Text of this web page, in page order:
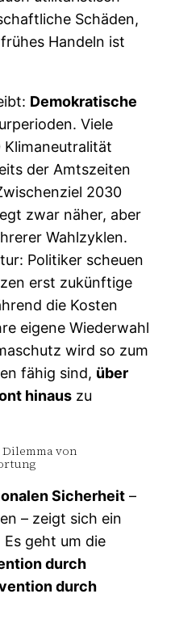
Schäden,
Handeln ist
Demokratische
Viele
der Amtszeiten
2030
zwar näher, aber
Wahlzyklen.
Politiker scheuen
erst zukünftige
die Kosten
eigene Wiederwahl
wird so zum
fähig sind, über
hinaus zu
von
Sicherheit –
– zeigt sich ein
geht um die
durch
durch